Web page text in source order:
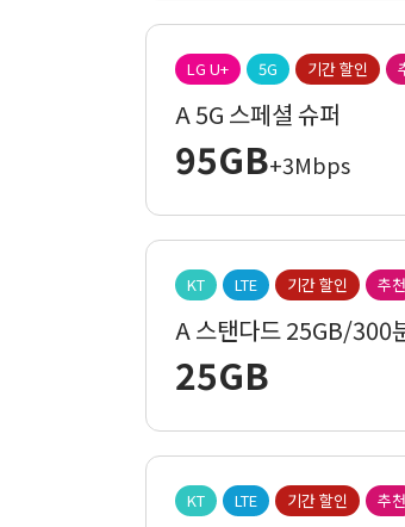
LG U+ 5G 기간 할인
A 5G 스페셜 슈퍼
95GB+3Mbps
KT LTE 기간 할인 추천
A 스탠다드 25GB/300
25GB
KT LTE 기간 할인 추천